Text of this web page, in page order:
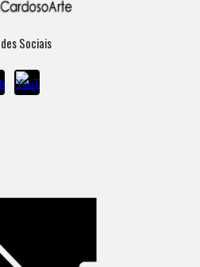
Sociais